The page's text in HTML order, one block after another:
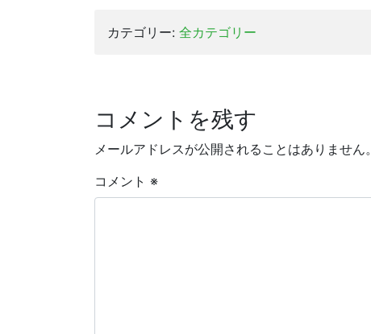
カテゴリー: 全カテゴリー
コメントを残す
メールアドレスが公開されることはありません。
コメント ※